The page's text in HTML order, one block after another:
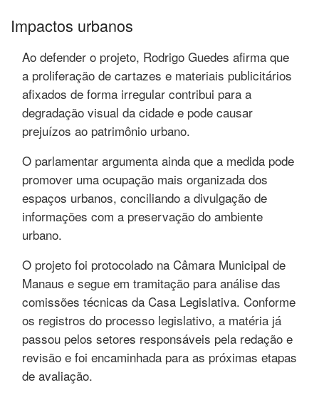
Impactos urbanos
Ao defender o projeto, Rodrigo Guedes afirma que
a proliferação de cartazes e materiais publicitários
afixados de forma irregular contribui para a
degradação visual da cidade e pode causar
prejuízos ao patrimônio urbano.
O parlamentar argumenta ainda que a medida pode
promover uma ocupação mais organizada dos
espaços urbanos, conciliando a divulgação de
informações com a preservação do ambiente
urbano.
O projeto foi protocolado na Câmara Municipal de
Manaus e segue em tramitação para análise das
comissões técnicas da Casa Legislativa. Conforme
os registros do processo legislativo, a matéria já
passou pelos setores responsáveis pela redação e
revisão e foi encaminhada para as próximas etapas
de avaliação.